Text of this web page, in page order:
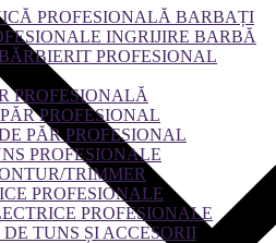
PROFESIONALĂ BARBAȚI
INGRIJIRE BARBĂ
PROFESIONAL
PROFESIONALĂ
PROFESIONAL
PĂR PROFESIONAL
PROFESIONALE
TRIMMER
PROFESIONALE
PROFESIONALE
TUNS ȘI ACCESORII